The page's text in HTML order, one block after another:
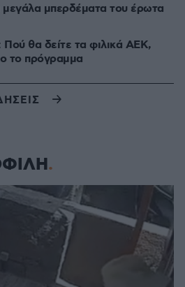
μπερδέματα του έρωτα
Πού θα δείτε τα φιλικά ΑΕΚ,
το πρόγραμμα